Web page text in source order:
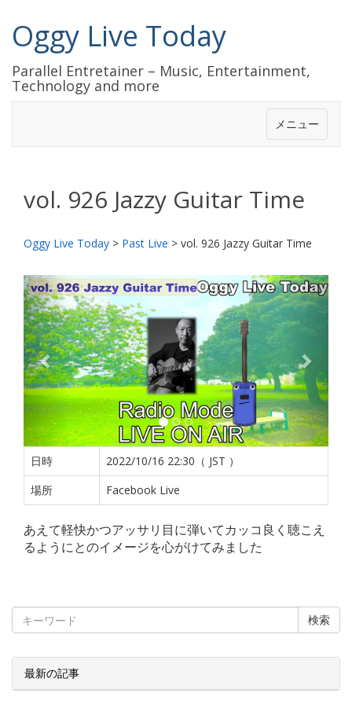
Oggy Live Today
Parallel Entretainer – Music, Entertainment,
Technology and more
メニュー
vol. 926 Jazzy Guitar Time
Oggy Live Today > Past Live > vol. 926 Jazzy Guitar Time
前
へ
次
へ
日時
2022/10/16 22:30（ JST ）
場所
Facebook Live
あえて軽快かつアッサリ目に弾いてカッコ良く聴こえ
るようにとのイメージを心がけてみました
検索
最新の記事